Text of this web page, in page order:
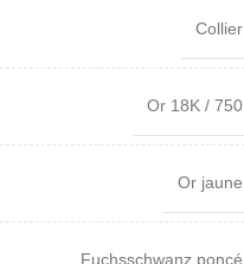
Collier
Or 18K / 750
Or jaune
Fuchsschwanz poncé